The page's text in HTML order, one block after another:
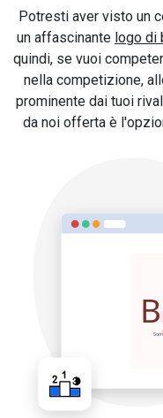
Potresti aver visto un
un affascinante logo di
quindi, se vuoi
nella competizione,
prominente dai tuoi
da noi offerta è